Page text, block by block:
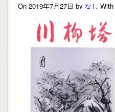
On 2019年7月27日 by なし With